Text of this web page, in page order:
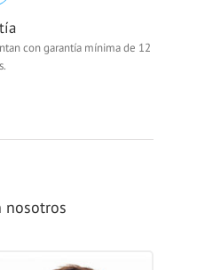
con garantía mínima de 12
nosotros